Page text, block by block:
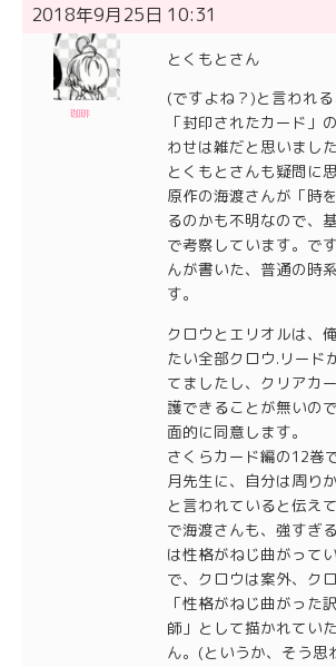
2018年9月25日 10:31
珈琲
とくもとさん
(ですよね？)と言われ
「封印されたカード」
わせは雑だと思いまし
とくもとさんも疑問に
原作の海渡さんが「時
るのかも不明なので、
で考察しています。で
んが書いた、普通の時
す。
クロウとエリオルは、
たい全部クロウ.リード
てましたし、クリアカ
護できることが無いの
面的に同意します。
さくらカード編の12巻
月先生に、自分は周り
と言われていると伝え
で海渡さんも、強すぎ
は性格がねじ曲がって
で、クロウは案外、ク
「性格がねじ曲がった
師」として描かれてい
ん。(というか、そう思